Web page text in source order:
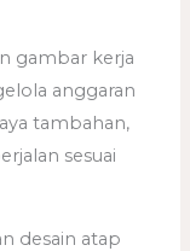
gambar kerja
anggaran
tambahan,
sesuai
desain atap